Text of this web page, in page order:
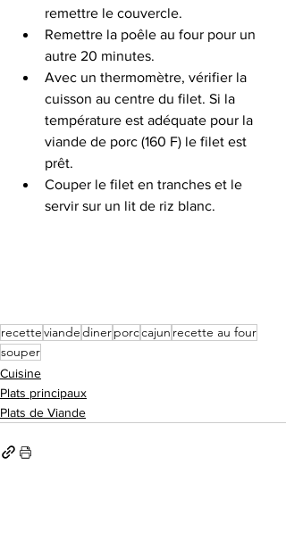
remettre le couvercle.
Remettre la poêle au four pour un
autre 20 minutes.
Avec un thermomètre, vérifier la
cuisson au centre du filet. Si la
température est adéquate pour la
viande de porc (160 F) le filet est
prêt.
Couper le filet en tranches et le
servir sur un lit de riz blanc.
recetteviandedinerporccajun recette au four
souper
Cuisine
Plats principaux
Plats de Viande